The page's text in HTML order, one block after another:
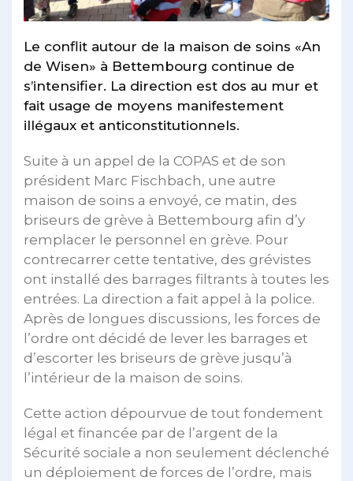
Le conflit autour de la maison de soins «An
de Wisen» à Bettembourg continue de
s’intensifier. La direction est dos au mur et
fait usage de moyens manifestement
illégaux et anticonstitutionnels.
Suite à un appel de la COPAS et de son
président Marc Fischbach, une autre
maison de soins a envoyé, ce matin, des
briseurs de grève à Bettembourg afin d’y
remplacer le personnel en grève. Pour
contrecarrer cette tentative, des grévistes
ont installé des barrages filtrants à toutes les
entrées. La direction a fait appel à la police.
Après de longues discussions, les forces de
l’ordre ont décidé de lever les barrages et
d’escorter les briseurs de grève jusqu’à
l’intérieur de la maison de soins.
Cette action dépourvue de tout fondement
légal et financée par de l’argent de la
Sécurité sociale a non seulement déclenché
un déploiement de forces de l’ordre, mais